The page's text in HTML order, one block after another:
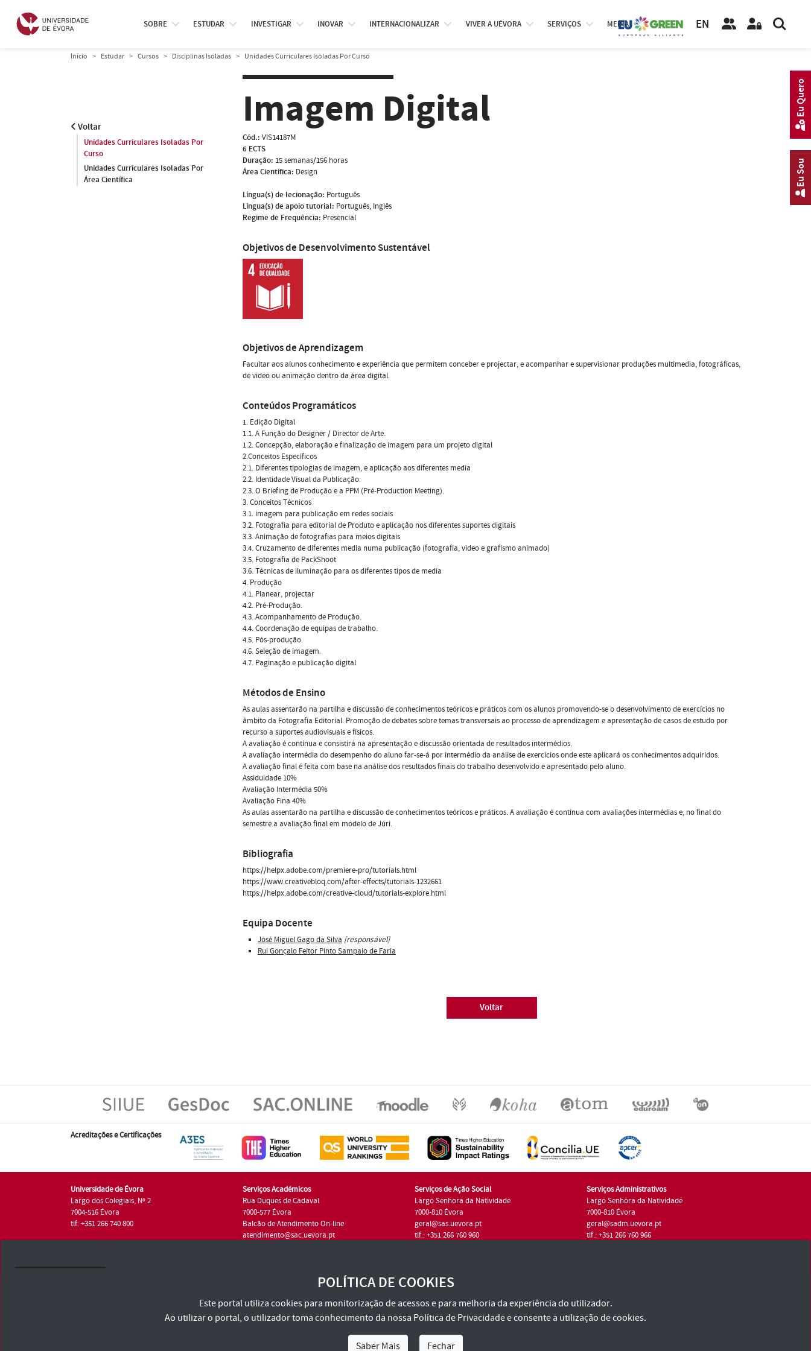
SOBRE ESTUDAR INVESTIGAR INOVAR INTERNACIONALIZAR VIVER A UÉVORA SERVIÇOS MEDIA EN
Início Estudar Cursos Disciplinas Isoladas Unidades Curriculares Isoladas Por Curso
Voltar
Unidades Curriculares Isoladas Por
Curso
Unidades Curriculares Isoladas Por
Área Científica
Imagem Digital
Cód.: VIS14187M
6 ECTS
Duração: 15 semanas/156 horas
Área Científica: Design
Língua(s) de lecionação: Português
Língua(s) de apoio tutorial: Português, Inglês
Regime de Frequência: Presencial
Objetivos de Desenvolvimento Sustentável
Objetivos de Aprendizagem
Facultar aos alunos conhecimento e experiência que permitem conceber e projectar, e acompanhar e supervisionar produções multimedia, fotográficas,
de video ou animação dentro da área digital.
Conteúdos Programáticos
1. Edição Digital
1.1. A Função do Designer / Director de Arte.
1.2. Concepção, elaboração e finalização de imagem para um projeto digital
2.Conceitos Específicos
2.1. Diferentes tipologias de imagem, e aplicação aos diferentes media
2.2. Identidade Visual da Publicação.
2.3. O Briefing de Produção e a PPM (Pré-Production Meeting).
3. Conceitos Técnicos
3.1. imagem para publicação em redes sociais
3.2. Fotografia para editorial de Produto e aplicação nos diferentes suportes digitais
3.3. Animação de fotografias para meios digitais
3.4. Cruzamento de diferentes media numa publicação (fotografia, video e grafismo animado)
3.5. Fotografia de PackShoot
3.6. Técnicas de iluminação para os diferentes tipos de media
4. Produção
4.1. Planear, projectar
4.2. Pré-Produção.
4.3. Acompanhamento de Produção.
4.4. Coordenação de equipas de trabalho.
4.5. Pós-produção.
4.6. Seleção de imagem.
4.7. Paginação e publicação digital
Métodos de Ensino
As aulas assentarão na partilha e discussão de conhecimentos teóricos e práticos com os alunos promovendo-se o desenvolvimento de exercícios no
âmbito da Fotografia Editorial. Promoção de debates sobre temas transversais ao processo de aprendizagem e apresentação de casos de estudo por
recurso a suportes audiovisuais e físicos.
A avaliação é contínua e consistirá na apresentação e discussão orientada de resultados intermédios.
A avaliação intermédia do desempenho do aluno far-se-á por intermédio da análise de exercícios onde este aplicará os conhecimentos adquiridos.
A avaliação final é feita com base na análise dos resultados finais do trabalho desenvolvido e apresentado pelo aluno.
Assiduidade 10%
Avaliação Intermédia 50%
Avaliação Fina 40%
As aulas assentarão na partilha e discussão de conhecimentos teóricos e práticos. A avaliação é contínua com avaliações intermédias e, no final do
semestre a avaliação final em modelo de Júri.
Bibliografia
https://helpx.adobe.com/premiere-pro/tutorials.html
https://www.creativebloq.com/after-effects/tutorials-1232661
https://helpx.adobe.com/creative-cloud/tutorials-explore.html
Equipa Docente
José Miguel Gago da Silva [responsável]
Rui Gonçalo Feitor Pinto Sampaio de Faria
Voltar
Acreditações e Certificações
Universidade de Évora
Largo dos Colegiais, Nº 2
7004-516 Évora
tlf: +351 266 740 800
Serviços Académicos
Rua Duques de Cadaval
7000-577 Évora
Balcão de Atendimento On-line
atendimento@sac.uevora.pt
Serviços de Ação Social
Largo Senhora da Natividade
7000-810 Évora
geral@sas.uevora.pt
tlf.: +351 266 760 960
Serviços Administrativos
Largo Senhora da Natividade
7000-810 Évora
geral@sadm.uevora.pt
tlf.: +351 266 760 966
Consulte os Termos e Condições e Política de Privacidade
Eu Sou
Eu Quero
POLÍTICA DE COOKIES
Este portal utiliza cookies para monitorização de acessos e para melhoria da experiência do utilizador.
Ao utilizar o portal, o utilizador toma conhecimento da nossa Política de Privacidadee consente a utilização de cookies.
Saber Mais Fechar